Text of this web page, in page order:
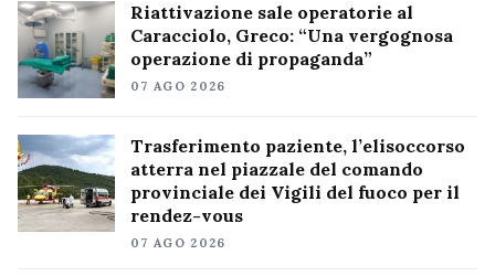
Riattivazione sale operatorie al
Caracciolo, Greco: “Una vergognosa
operazione di propaganda”
07 AGO 2026
Trasferimento paziente, l’elisoccorso
atterra nel piazzale del comando
provinciale dei Vigili del fuoco per il
rendez-vous
07 AGO 2026